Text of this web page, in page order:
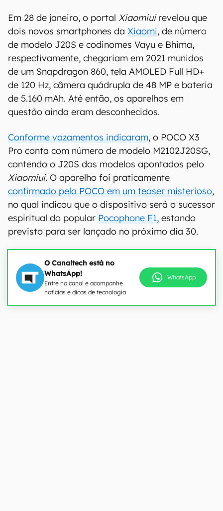
Em 28 de janeiro, o portal Xiaomiuirevelou que
dois novos smartphones da Xiaomi, de número
de modelo J20S e codinomes Vayu e Bhima,
respectivamente, chegariam em 2021 munidos
de um Snapdragon 860, tela AMOLED Full HD+
de 120 Hz, câmera quádrupla de 48 MP e bateria
de 5.160 mAh. Até então, os aparelhos em
questão ainda eram desconhecidos.
Conforme vazamentos indicaram, o POCO X3
Pro conta com número de modelo M2102J20SG,
contendo o J20S dos modelos apontados pelo
Xiaomiui. O aparelho foi praticamente
confirmado pela POCO em um teaser misterioso,
no qual indicou que o dispositivo será o sucessor
espiritual do popular Pocophone F1, estando
previsto para ser lançado no próximo dia 30.
O Canaltech está no
WhatsApp!
Entre no canal e acompanhe
notícias e dicas de tecnologia
WhatsApp